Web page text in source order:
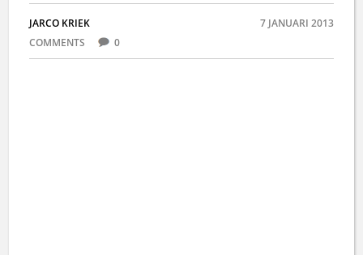
JARCO KRIEK
7 JANUARI 2013
COMMENTS
0